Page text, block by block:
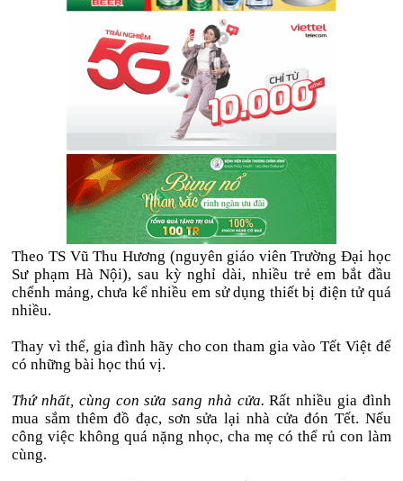
Theo TS Vũ Thu Hương (nguyên giáo viên Trường Đại học
Sư phạm Hà Nội), sau kỳ nghỉ dài, nhiều trẻ em bắt đầu
chểnh mảng, chưa kể nhiều em sử dụng thiết bị điện tử quá
nhiều.
Thay vì thế, gia đình hãy cho con tham gia vào Tết Việt để
có những bài học thú vị.
Thứ nhất, cùng con sửa sang nhà cửa. Rất nhiều gia đình
mua sắm thêm đồ đạc, sơn sửa lại nhà cửa đón Tết. Nếu
công việc không quá nặng nhọc, cha mẹ có thể rủ con làm
cùng.